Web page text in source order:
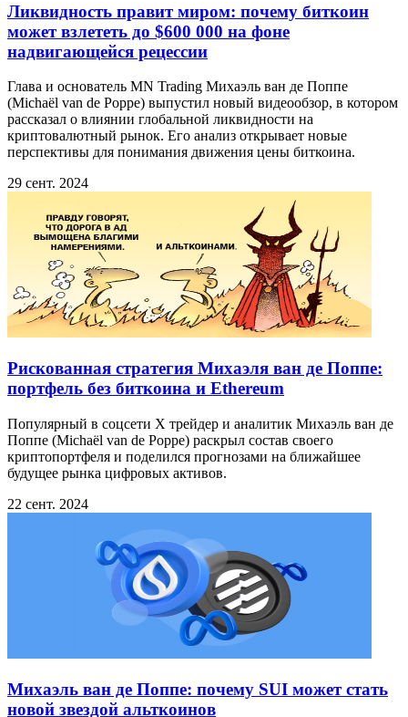
Ликвидность правит миром: почему биткоин
может взлететь до $600 000 на фоне
надвигающейся рецессии
Глава и основатель MN Trading Михаэль ван де Поппе
(Michaël van de Poppe) выпустил новый видеообзор, в котором
рассказал о влиянии глобальной ликвидности на
криптовалютный рынок. Его анализ открывает новые
перспективы для понимания движения цены биткоина.
29 сент. 2024
Рискованная стратегия Михаэля ван де Поппе:
портфель без биткоина и Ethereum
Популярный в соцсети X трейдер и аналитик Михаэль ван де
Поппе (Michaël van de Poppe) раскрыл состав своего
криптопортфеля и поделился прогнозами на ближайшее
будущее рынка цифровых активов.
22 сент. 2024
Михаэль ван де Поппе: почему SUI может стать
новой звездой альткоинов